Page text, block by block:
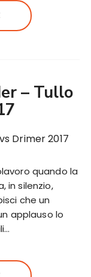
– Tullo
quando la
in silenzio,
che un
applauso lo